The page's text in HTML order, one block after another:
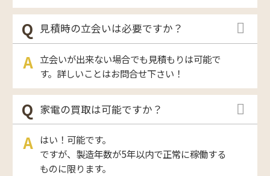
見積時の立会いは必要ですか？
立会いが出来ない場合でも見積もりは可能で
す。詳しいことはお問合せ下さい！
家電の買取は可能ですか？
はい！可能です。
ですが、製造年数が5年以内で正常に稼働する
ものに限ります。